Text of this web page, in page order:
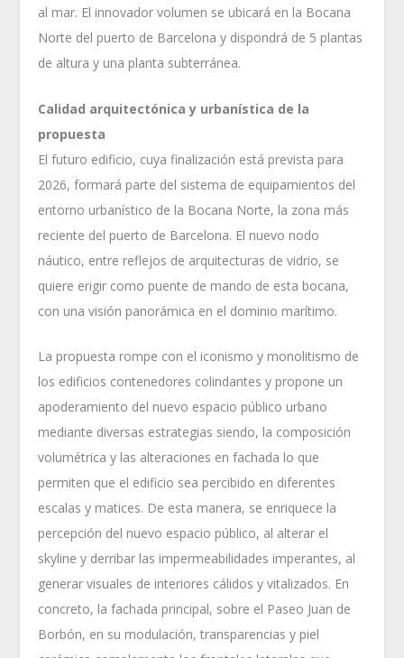
al mar. El innovador volumen se ubicará en la Bocana
Norte del puerto de Barcelona y dispondrá de 5 plantas
de altura y una planta subterránea.
Calidad arquitectónica y urbanística de la
propuesta
El futuro edificio, cuya finalización está prevista para
2026, formará parte del sistema de equipamientos del
entorno urbanístico de la Bocana Norte, la zona más
reciente del puerto de Barcelona. El nuevo nodo
náutico, entre reflejos de arquitecturas de vidrio, se
quiere erigir como puente de mando de esta bocana,
con una visión panorámica en el dominio marítimo.
La propuesta rompe con el iconismo y monolitismo de
los edificios contenedores colindantes y propone un
apoderamiento del nuevo espacio público urbano
mediante diversas estrategias siendo, la composición
volumétrica y las alteraciones en fachada lo que
permiten que el edificio sea percibido en diferentes
escalas y matices. De esta manera, se enriquece la
percepción del nuevo espacio público, al alterar el
skyline y derribar las impermeabilidades imperantes, al
generar visuales de interiores cálidos y vitalizados. En
concreto, la fachada principal, sobre el Paseo Juan de
Borbón, en su modulación, transparencias y piel